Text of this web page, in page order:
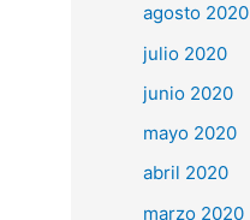
agosto 2020
julio 2020
junio 2020
mayo 2020
abril 2020
marzo 2020